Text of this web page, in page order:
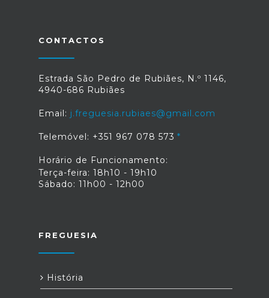
CONTACTOS
Estrada São Pedro de Rubiães, N.º 1146,
4940-686 Rubiães
Email: j.freguesia.rubiaes@gmail.com
Telemóvel: +351 967 078 573
Horário de Funcionamento:
Terça-feira: 18h10 - 19h10
Sábado: 11h00 - 12h00
FREGUESIA
História